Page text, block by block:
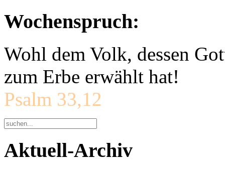
Wochenspruch:
Wohl dem Volk, dessen
zum Erbe erwählt hat!
Psalm 33,12
Aktuell-Archiv